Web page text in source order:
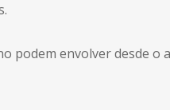
podem envolver desde o